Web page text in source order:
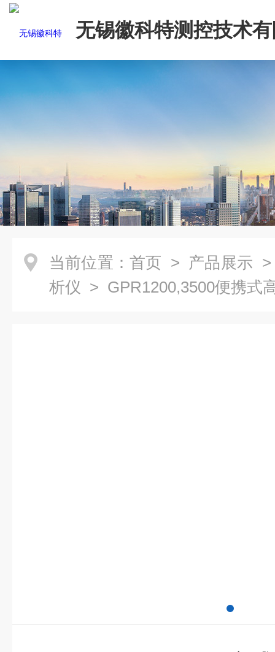
无锡徽科特测控技术
当前位置： 首页 > 产品展示
析仪 > GPR1200,3500便携式